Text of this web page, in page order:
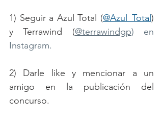
1) Seguir a Azul Total (@Azul_Total )
y Terrawind (@terrawindgp) en
Instagram.
2) Darle like y mencionar a un
amigo en la publicación del
concurso.